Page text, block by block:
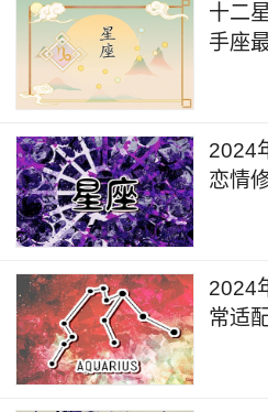
最佳配对：白羊座、狮
高亲和力：射手座和白
积极，他们能够互相鼓励
的冒险和探索。
10. 摩羯座（12月22日-
最佳配对：金牛座、处
高亲和力：摩羯座和金
际和稳定，他们能够建立
的关系，彼此之间有着坚实
十二
手座
2024
恋情
2024
常适